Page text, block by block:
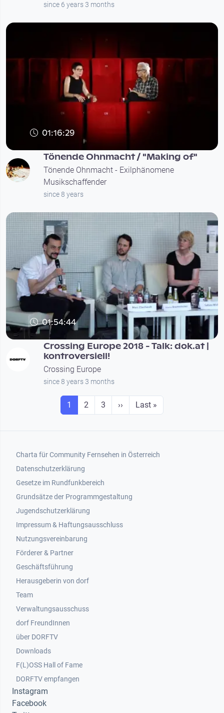
since 6 years 3 months
01:16:29
Tönende Ohnmacht / "Making of"
Tönende Ohnmacht - Exilphänomene
Musikschaffender
since 8 years
01:54:44
Crossing Europe 2018 - Talk: dok.at |
kontroversiell!
Crossing Europe
since 8 years 3 months
Seitennummerierung
Seite
1 Seite
2 Seite
3 Next page
›› Last page
Last »
Footer 1
Charta für Community Fernsehen in Österreich
Datenschutzerklärung
Gesetze im Rundfunkbereich
Grundsätze der Programmgestaltung
Jugendschutzerklärung
Impressum & Haftungsausschluss
Nutzungsvereinbarung
Footer 2
Förderer & Partner
Geschäftsführung
Herausgeberin von dorf
Team
Verwaltungsausschuss
dorf FreundInnen
Footer 3
über DORFTV
Downloads
F(L)OSS Hall of Fame
Footer 4
DORFTV empfangen
Instagram
Facebook